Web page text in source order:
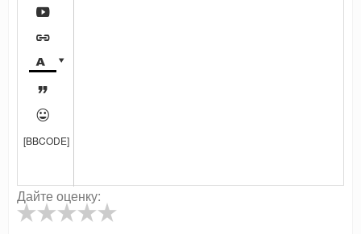






[BBCODE]
Дайте оценку: